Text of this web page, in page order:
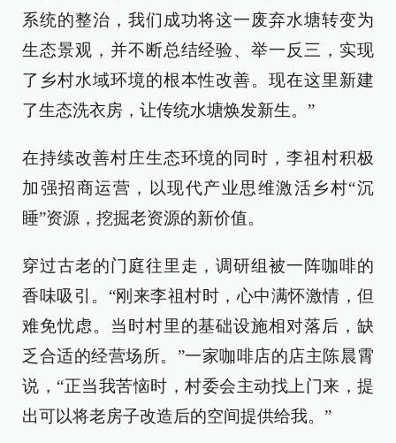
系统的整治，我们成功将这一废弃水塘转变为
生态景观，并不断总结经验、举一反三，实现
了乡村水域环境的根本性改善。现在这里新建
了生态洗衣房，让传统水塘焕发新生。”
在持续改善村庄生态环境的同时，李祖村积极
加强招商运营，以现代产业思维激活乡村“沉
睡”资源，挖掘老资源的新价值。
穿过古老的门庭往里走，调研组被一阵咖啡的
香味吸引。“刚来李祖村时，心中满怀激情，但
难免忧虑。当时村里的基础设施相对落后，缺
乏合适的经营场所。”一家咖啡店的店主陈晨霄
说，“正当我苦恼时，村委会主动找上门来，提
出可以将老房子改造后的空间提供给我。”